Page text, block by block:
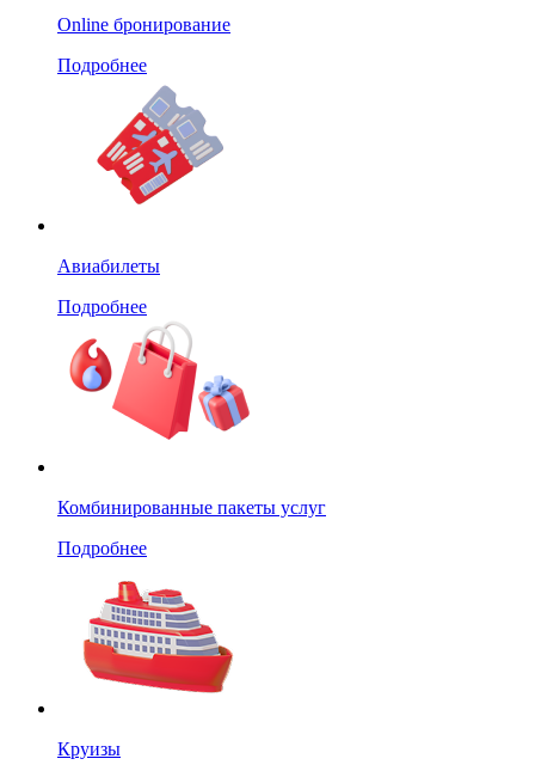
Online бронирование
Подробнее
Авиабилеты
Подробнее
Комбинированные пакеты услуг
Подробнее
Круизы